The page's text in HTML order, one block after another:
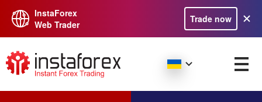
InstaForex
Web Trader
Trade now